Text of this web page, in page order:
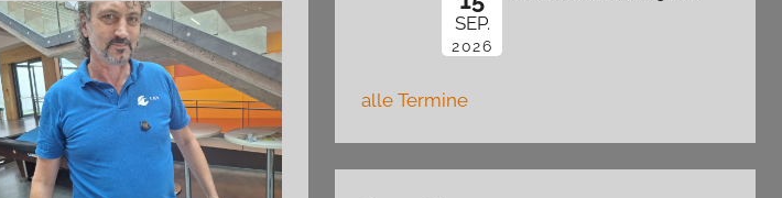
SEP.
2026
alle Termine